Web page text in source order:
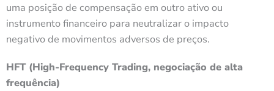
uma posição de compensação em outro ativo ou
instrumento financeiro para neutralizar o impacto
negativo de movimentos adversos de preços.
HFT (High-Frequency Trading, negociação de alta
frequência)